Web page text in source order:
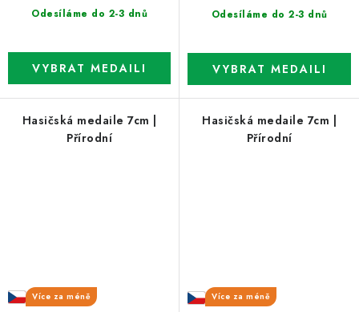
Odesíláme do 2-3 dnů Odesíláme do 2-3 dnů
Hasičská medaile 7cm |
Přírodní
Více za méně
Hasičská medaile 7cm |
Přírodní
Více za méně